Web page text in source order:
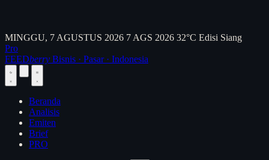
MINGGU, 7 AGUSTUS 2026 7 AGS 2026 32°C Edisi Siang
Pro
FEEDberry Bisnis · Pasar · Indonesia
Beranda
Analisis
Emiten
Brief
PRO